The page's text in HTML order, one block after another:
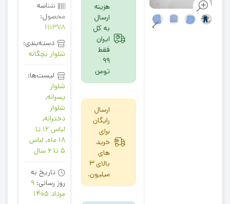
هزینه
ارسال
به کل
ایران
فقط
99
تومن
ارسال
رایگان
برای
خرید
های
بالای 3
میلیون.
شناسه
محصول:
111378
دسته‌بندی:
شلوار بچگانه
لیست‌ها:
شلوار
پسرانه,
شلوار
دخترانه,
لباس 12 تا
18 ماه
, لباس
5 تا 6 سال
تاریخ به
روز رسانی: 9
مرداد 1405